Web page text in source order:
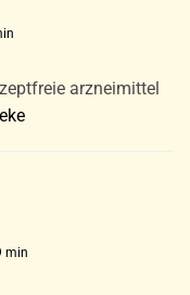
arzneimittel
min